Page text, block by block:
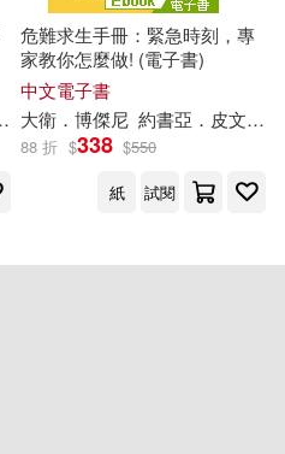
林楸燕
危難求生手冊：緊急時刻，專
家教你怎麼做! (電子書)
中文電子書
大衛 ． 博傑尼 約書亞 ． 皮文 林
88 折 $338 $550
紙
試閱